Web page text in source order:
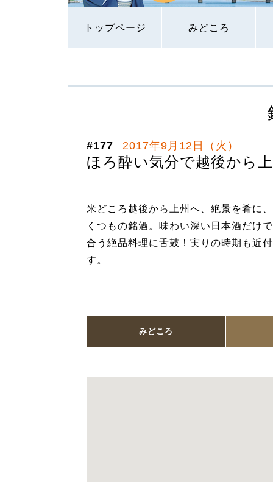
トップページ みどころ
#177 2017年9月12日（火）
ほろ酔い気分で越後から
米どころ越後から上州へ、絶景を肴に
くつもの銘酒。味わい深い日本酒だけ
合う絶品料理に舌鼓！実りの時期も近
す。
みどころ